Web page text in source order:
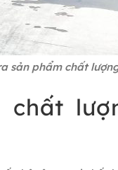
sản phẩm chất